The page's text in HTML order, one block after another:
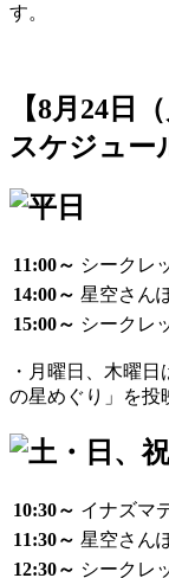
す。
【8月24日
スケジュー
11:00～ シークレ
14:00～ 星空さん
15:00～ シークレ
・月曜日、木曜
の星めぐり」を投
10:30～ イナズマ
11:30～ 星空さん
12:30～ シークレ